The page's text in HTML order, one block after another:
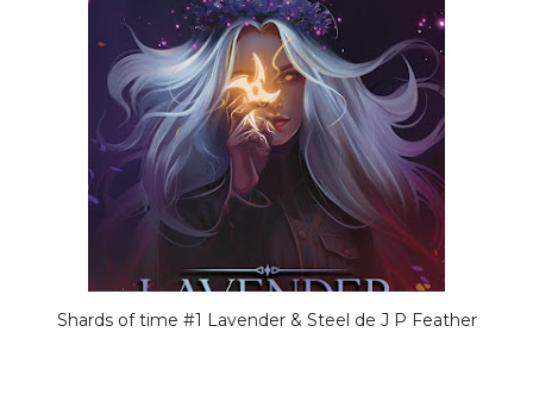
Shards of time #1 Lavender & Steel de J P Feather